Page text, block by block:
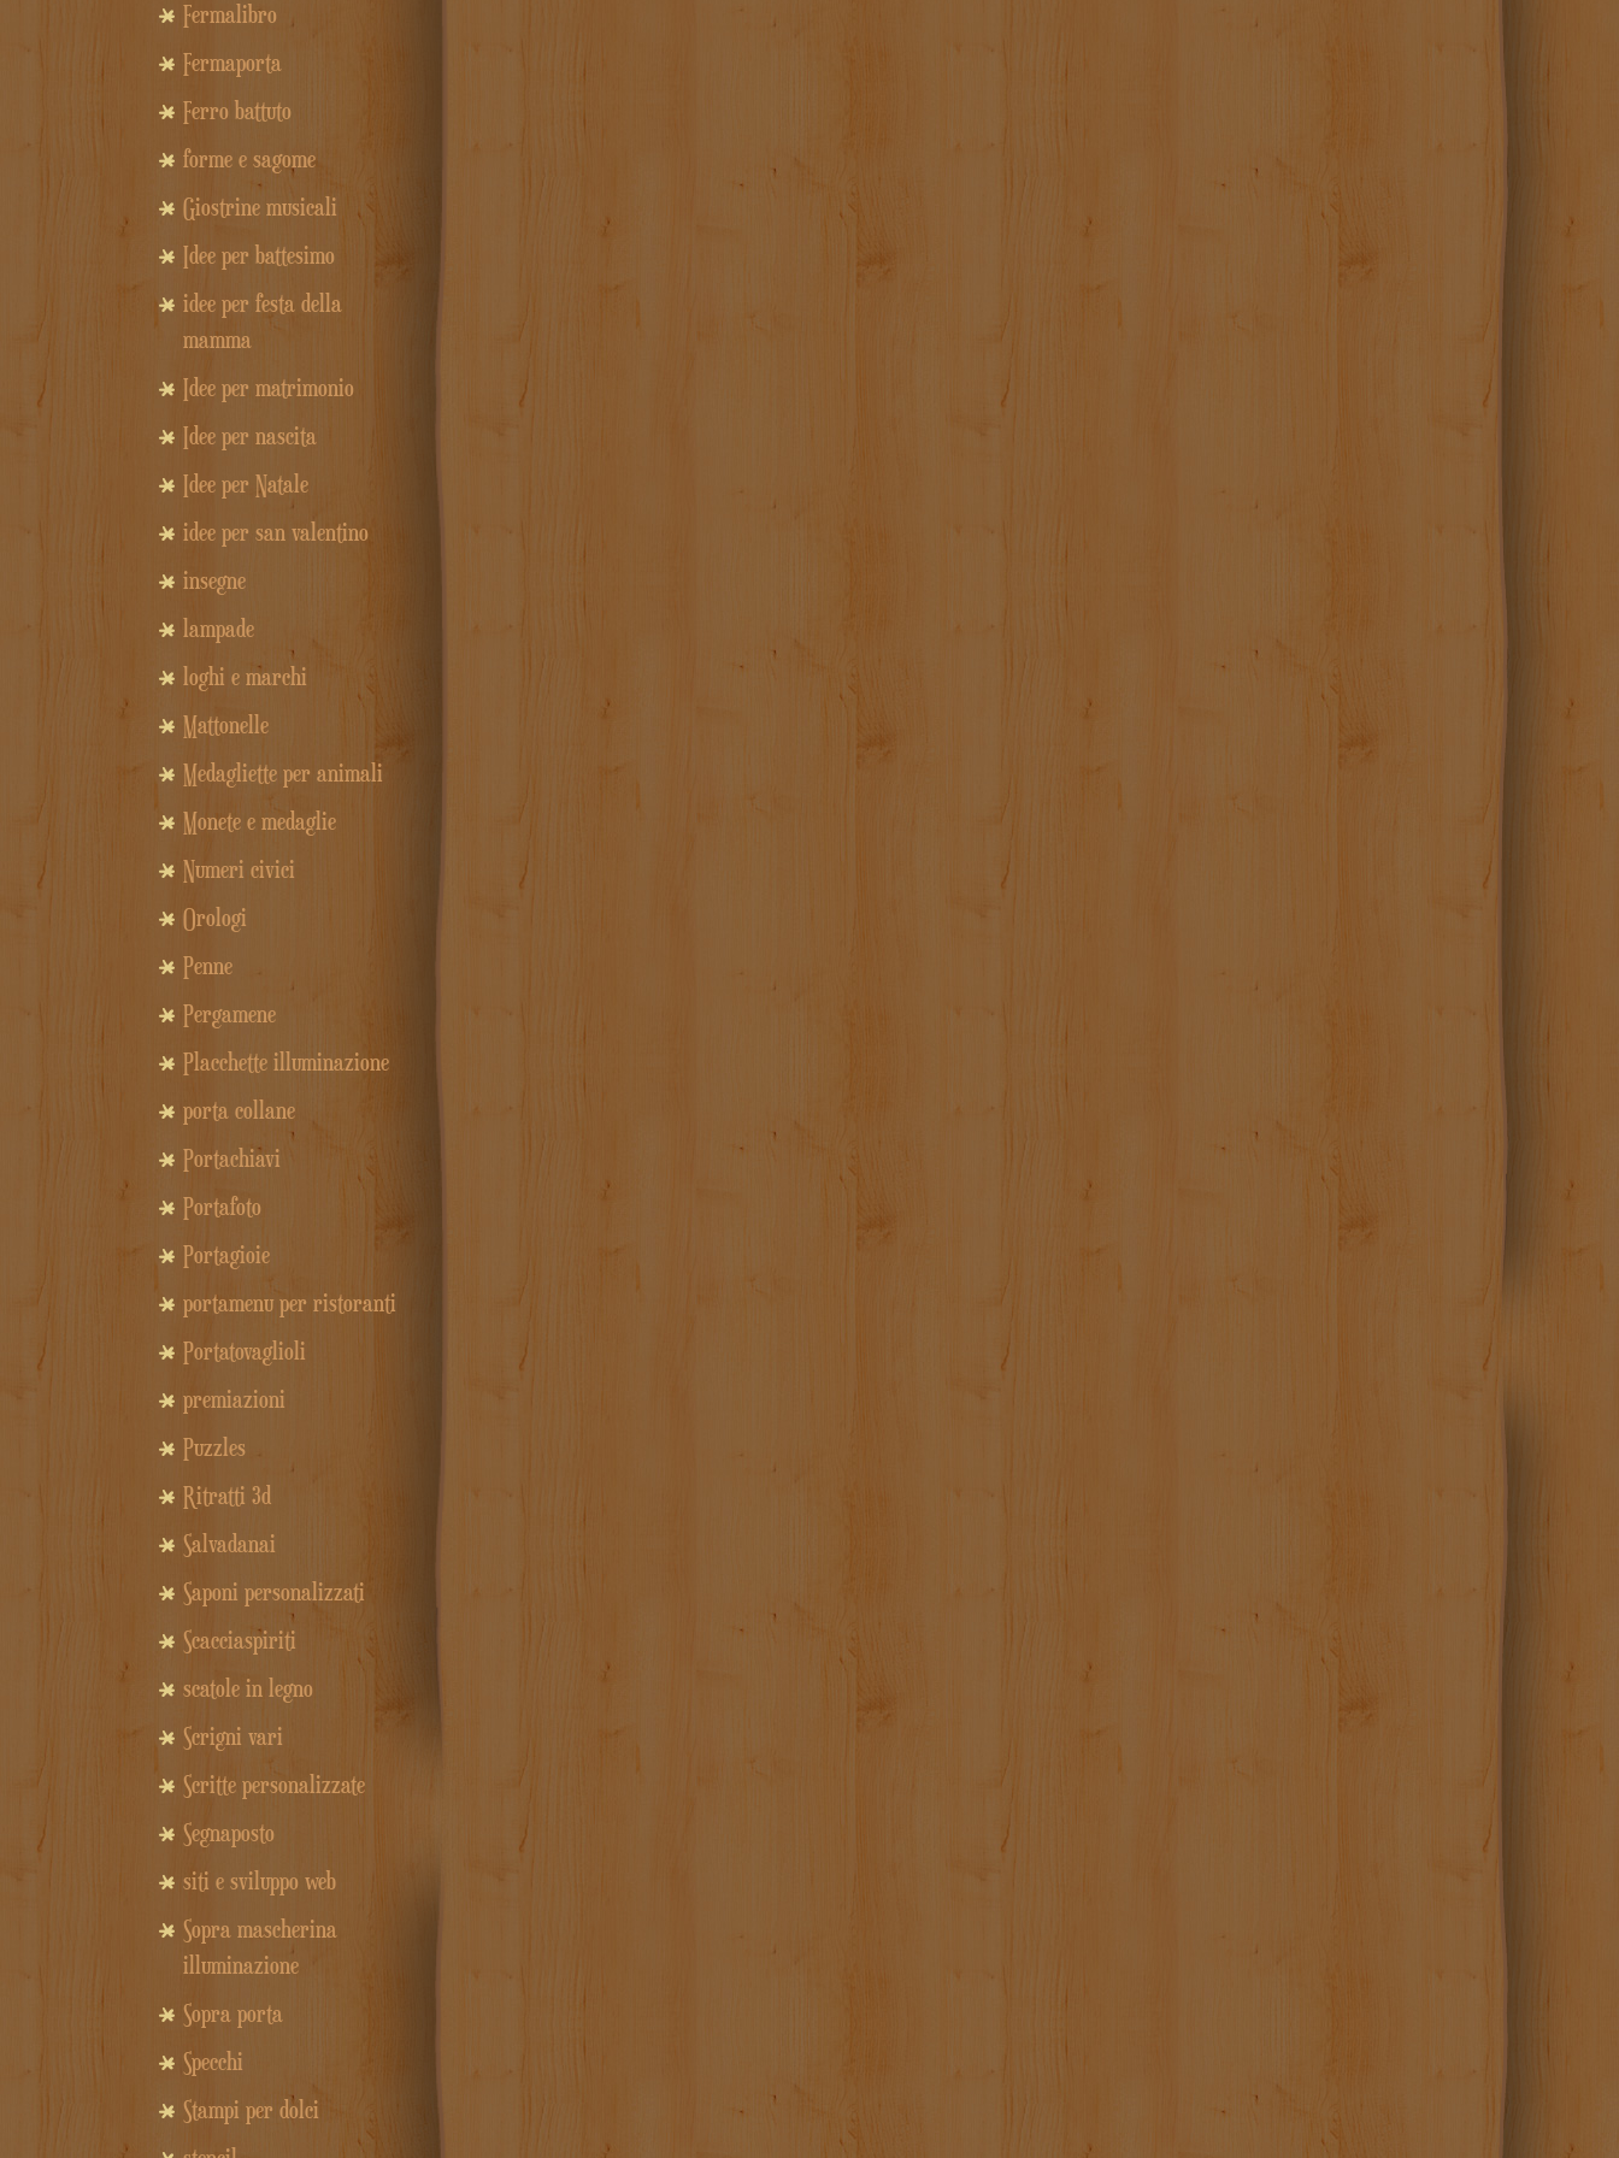
Fermalibro
Fermaporta
Ferro battuto
forme e sagome
Giostrine musicali
Idee per battesimo
idee per festa della
mamma
Idee per matrimonio
Idee per nascita
Idee per Natale
idee per san valentino
insegne
lampade
loghi e marchi
Mattonelle
Medagliette per animali
Monete e medaglie
Numeri civici
Orologi
Penne
Pergamene
Placchette illuminazione
porta collane
Portachiavi
Portafoto
Portagioie
portamenu per ristoranti
Portatovaglioli
premiazioni
Puzzles
Ritratti 3d
Salvadanai
Saponi personalizzati
Scacciaspiriti
scatole in legno
Scrigni vari
Scritte personalizzate
Segnaposto
siti e sviluppo web
Sopra mascherina
illuminazione
Sopra porta
Specchi
Stampi per dolci